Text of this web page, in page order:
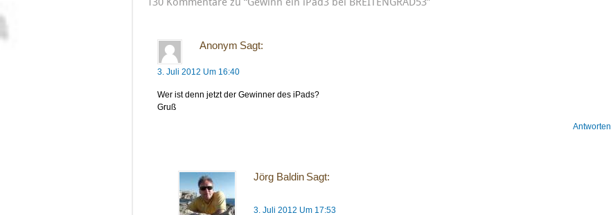
Anonym Sagt:
3. Juli 2012 Um 16:40
Wer ist denn jetzt der Gewinner des iPads?
Gruß
Antworten
Jörg Baldin Sagt:
3. Juli 2012 Um 17:53